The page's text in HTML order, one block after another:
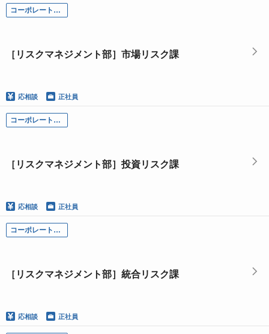
コーポレート部門
［リスクマネジメント部］市場リスク課
応相談 正社員
コーポレート部門
［リスクマネジメント部］投資リスク課
応相談 正社員
コーポレート部門
［リスクマネジメント部］統合リスク課
応相談 正社員